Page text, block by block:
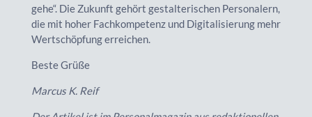
gehe“. Die Zukunft gehört gestalterischen Personalern,
die mit hoher Fachkompetenz und Digitalisierung mehr
Wertschöpfung erreichen.
Beste Grüße
Marcus K. Reif